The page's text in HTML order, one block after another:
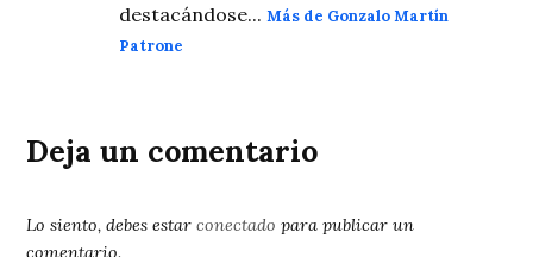
destacándose...Más de Gonzalo Martín
Patrone
Deja un comentario
Lo siento, debes estarconectado para publicar un
comentario.